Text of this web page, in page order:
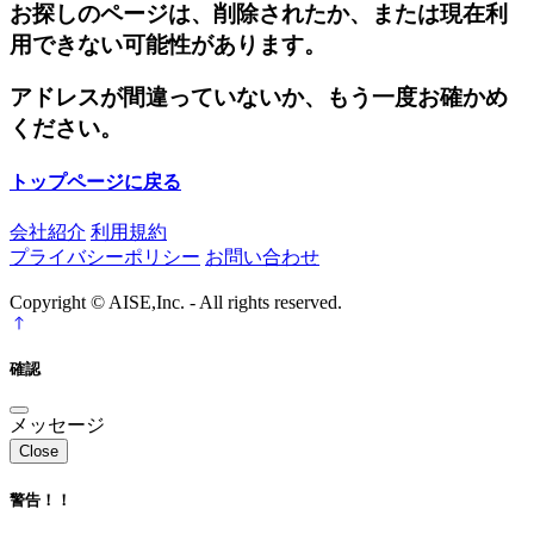
お探しのページは、削除されたか、または現在利
用できない可能性があります。
アドレスが間違っていないか、もう一度お確かめ
ください。
トップページに戻る
会社紹介 利用規約
プライバシーポリシー お問い合わせ
Copyright © AISE,Inc. - All rights reserved.
確認
メッセージ
Close
警告！！